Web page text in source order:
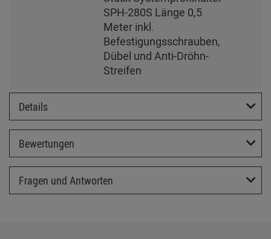
SPH-280S Länge 0,5
Meter inkl.
Befestigungsschrauben,
Dübel und Anti-Dröhn-
Streifen
Details
Bewertungen
Fragen und Antworten